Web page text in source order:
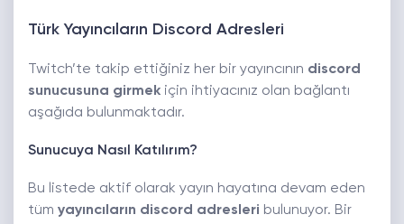
Türk Yayıncıların Discord Adresleri
Twitch’te takip ettiğiniz her bir yayıncının discord
sunucusuna girmek için ihtiyacınız olan bağlantı
aşağıda bulunmaktadır.
Sunucuya Nasıl Katılırım?
Bu listede aktif olarak yayın hayatına devam eden
tüm yayıncıların discord adresleri bulunuyor. Bir